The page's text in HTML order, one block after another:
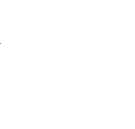
días
Letibalm